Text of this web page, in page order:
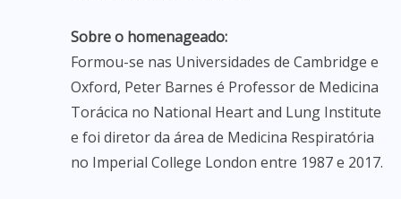
Sobre o homenageado:
Formou-se nas Universidades de Cambridge e
Oxford, Peter Barnes é Professor de Medicina
Torácica no National Heart and Lung Institute
e foi diretor da área de Medicina Respiratória
no Imperial College London entre 1987 e 2017.